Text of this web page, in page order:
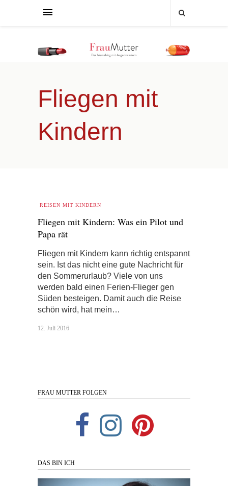
Fliegen mit
Kindern
REISEN MIT KINDERN
Fliegen mit Kindern: Was ein Pilot und
Papa rät
Fliegen mit Kindern kann richtig entspannt
sein. Ist das nicht eine gute Nachricht für
den Sommerurlaub? Viele von uns
werden bald einen Ferien-Flieger gen
Süden besteigen. Damit auch die Reise
schön wird, hat mein…
12. Juli 2016
FRAU MUTTER FOLGEN
DAS BIN ICH